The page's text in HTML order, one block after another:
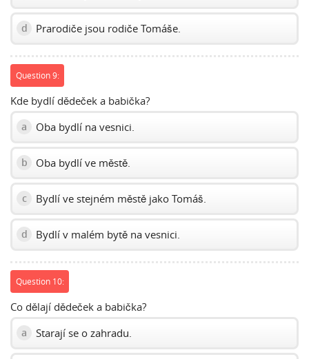
d Prarodiče jsou rodiče Tomáše.
Question 9:
Kde bydlí dědeček a babička?
a Oba bydlí na vesnici.
b Oba bydlí ve městě.
c Bydlí ve stejném městě jako Tomáš.
d Bydlí v malém bytě na vesnici.
Question 10:
Co dělají dědeček a babička?
a Starají se o zahradu.